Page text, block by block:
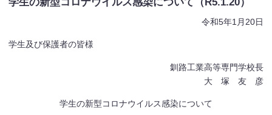
令和5年1月20日
学生及び保護者の皆様
釧路工業高等専門学校長
大 塚 友 彦
学生の新型コロナウイルス感染について